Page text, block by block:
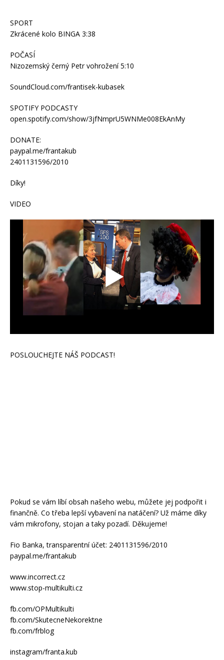
SPORT
Zkrácené kolo BINGA 3:38
POČASÍ
Nizozemský černý Petr vohrožení 5:10
SoundCloud.com/frantisek-kubasek
SPOTIFY PODCASTY
open.spotify.com/show/3jfNmprU5WNMe008EkAnMy
DONATE:
paypal.me/frantakub
2401131596/2010
Díky!
VIDEO
POSLOUCHEJTE NÁŠ PODCAST!
Pokud se vám líbí obsah našeho webu, můžete jej podpořit i
finančně. Co třeba lepší vybavení na natáčení? Už máme díky
vám mikrofony, stojan a taky pozadí. Děkujeme!
Fio Banka, transparentní účet: 2401131596/2010
paypal.me/frantakub
www.incorrect.cz
www.stop-multikulti.cz
fb.com/OPMultikulti
fb.com/SkutecneNekorektne
fb.com/frblog
instagram/franta.kub